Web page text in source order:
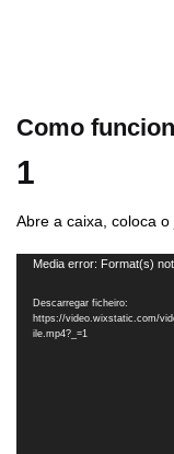
Como
1
Abre a caixa, coloca
Reprodutor
vídeo
Media error: Format(s)
Descarregar ficheiro:
https://video.wixstatic.com/
ile.mp4?_=1